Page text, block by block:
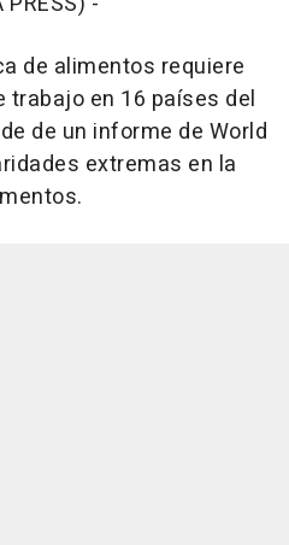
de alimentos requiere
trabajo en 16 países del
de un informe de World
extremas en la